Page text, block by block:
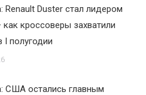
Renault Duster стал лидером
кроссоверы захватили
I полугодии
США остались главным